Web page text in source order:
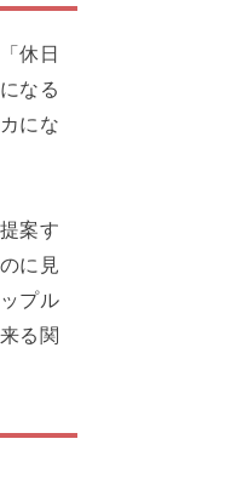
休日
なる
にな
案す
に見
プル
る関